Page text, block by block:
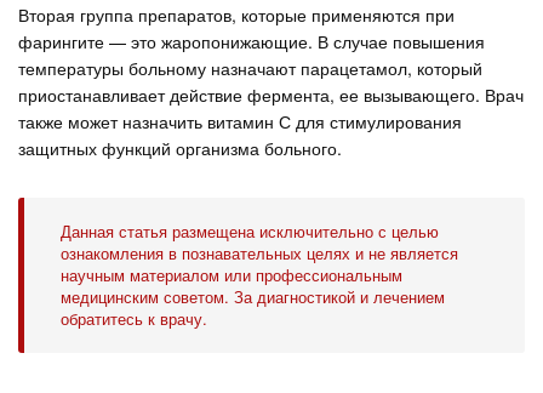
Вторая группа препаратов, которые применяются при
фарингите — это жаропонижающие. В случае повышения
температуры больному назначают парацетамол, который
приостанавливает действие фермента, ее вызывающего. Врач
также может назначить витамин С для стимулирования
защитных функций организма больного.
Данная статья размещена исключительно с целью
ознакомления в познавательных целях и не является
научным материалом или профессиональным
медицинским советом. За диагностикой и лечением
обратитесь к врачу.